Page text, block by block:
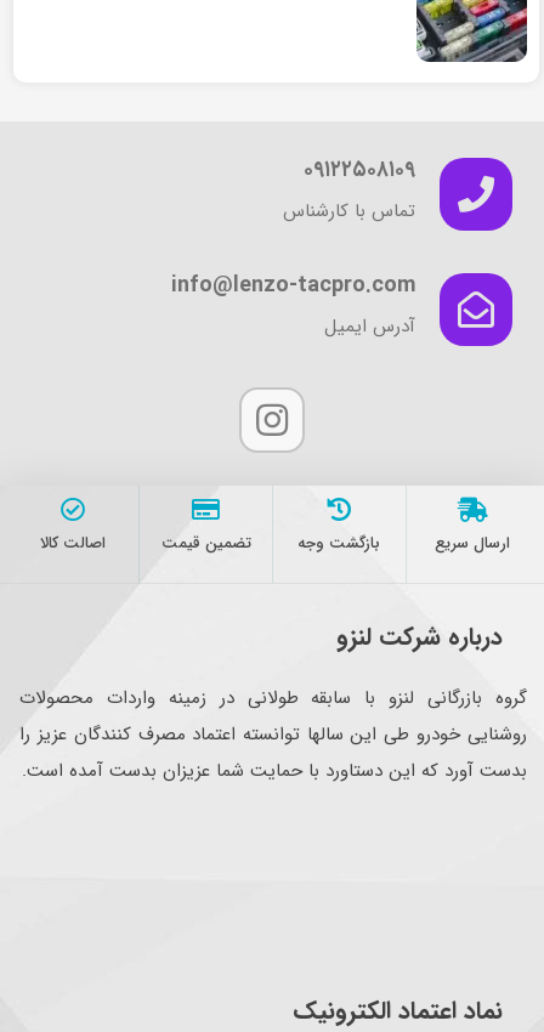
۰۹۱۲۲۵۰۸۱۰۹
تماس با کارشناس
info@lenzo-tacpro.com
آدرس ایمیل
ارسال سریع بازگشت وجه تضمین قیمت اصالت کالا
درباره شرکت لنزو
گروه بازرگانی لنزو با سابقه طولانی در زمینه واردات محصولات
روشنایی خودرو طی این سالها توانسته اعتماد مصرف کنندگان عزیز را
بدست آورد که این دستاورد با حمایت شما عزیزان بدست آمده است.
نماد اعتماد الکترونیک